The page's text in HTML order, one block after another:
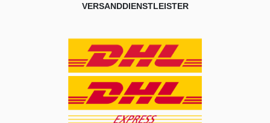
VERSANDDIENSTLEISTER